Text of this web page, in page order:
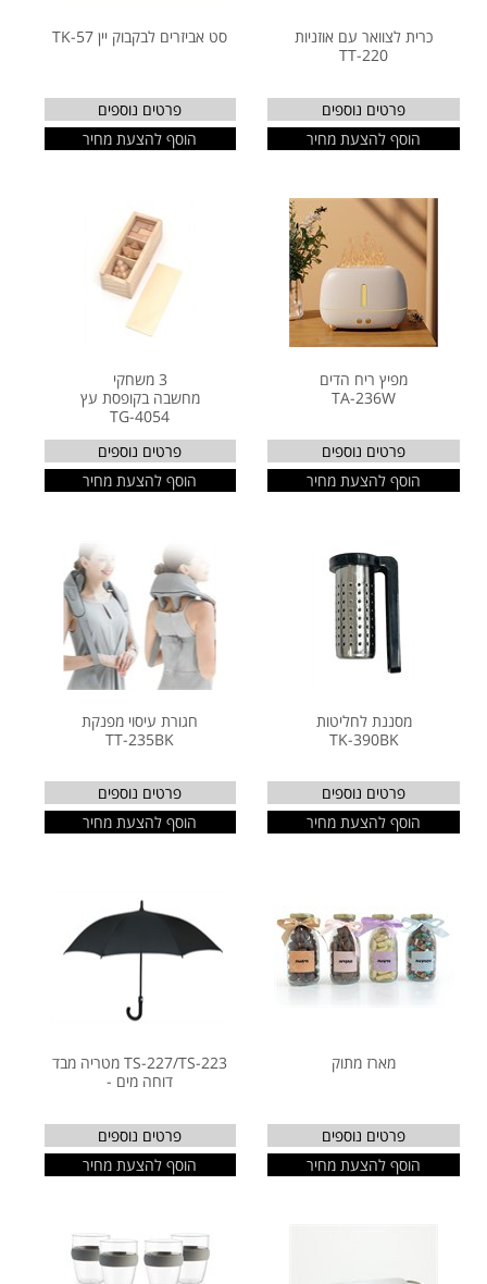
כרית לצוואר עם אוזניות
TT-220
פרטים נוספים
הוסף להצעת מחיר
סט אביזרים לבקבוק יין TK-57
פרטים נוספים
הוסף להצעת מחיר
מפיץ ריח הדים
TA-236W
פרטים נוספים
הוסף להצעת מחיר
3 משחקי
מחשבה בקופסת עץ
TG-4054
פרטים נוספים
הוסף להצעת מחיר
מסננת לחליטות
TK-390BK
פרטים נוספים
הוסף להצעת מחיר
חגורת עיסוי מפנקת
TT-235BK
פרטים נוספים
הוסף להצעת מחיר
מארז מתוק
פרטים נוספים
הוסף להצעת מחיר
TS-227/TS-223 מטריה מבד
דוחה מים -
פרטים נוספים
הוסף להצעת מחיר